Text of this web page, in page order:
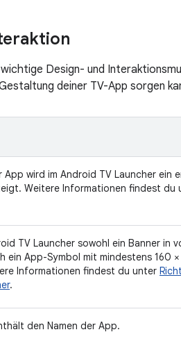
Design- und
deiner TV-App sorgen
wird im Android TV Launcher ein
Weitere Informationen findest du
TV Launcher sowohl ein Banner in
ein App-Symbol mit mindestens 160
Informationen findest du unter
.
den Namen der App.